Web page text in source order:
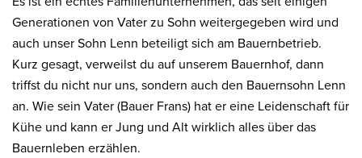
Generationen von Vater zu Sohn weitergegeben wird und
auch unser Sohn Lenn beteiligt sich am Bauernbetrieb.
Kurz gesagt, verweilst du auf unserem Bauernhof, dann
triffst du nicht nur uns, sondern auch den Bauernsohn Lenn
an. Wie sein Vater (Bauer Frans) hat er eine Leidenschaft für
Kühe und kann er Jung und Alt wirklich alles über das
Bauernleben erzählen.